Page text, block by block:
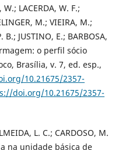
LACERDA, W. F.;
M.; VIEIRA, M.;
B.; JUSTINO, E.; BARBOSA,
o perfil sócio
Brasília, v. 7, ed. esp.,
10.21675/2357-
doi.org/10.21675/2357-
L. C.; CARDOSO, M.
na unidade básica de